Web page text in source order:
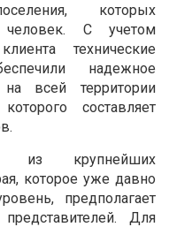
которых
человек. С учетом
технические
надежное
всей территории
составляет
из крупнейших
которое уже давно
предполагает
Для